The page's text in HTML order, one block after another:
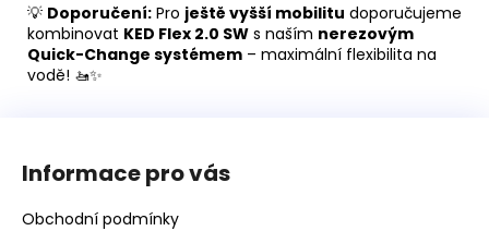
💡 Doporučení: Pro ještě vyšší mobilitu doporučujeme
kombinovat KED Flex 2.0 SW s naším nerezovým
Quick-Change systémem – maximální flexibilita na
vodě! 🚤✨
Informace pro vás
Obchodní podmínky